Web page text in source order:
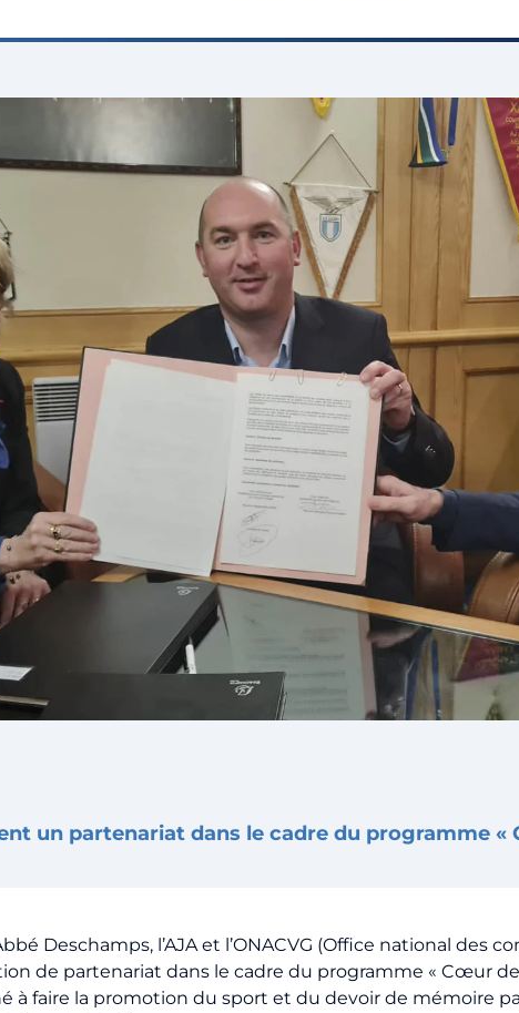
un partenariat dans le cadre du programme
Deschamps, l’AJA et l’ONACVG (Office national des
de partenariat dans le cadre du programme « Cœur
à faire la promotion du sport et du devoir de mémoire